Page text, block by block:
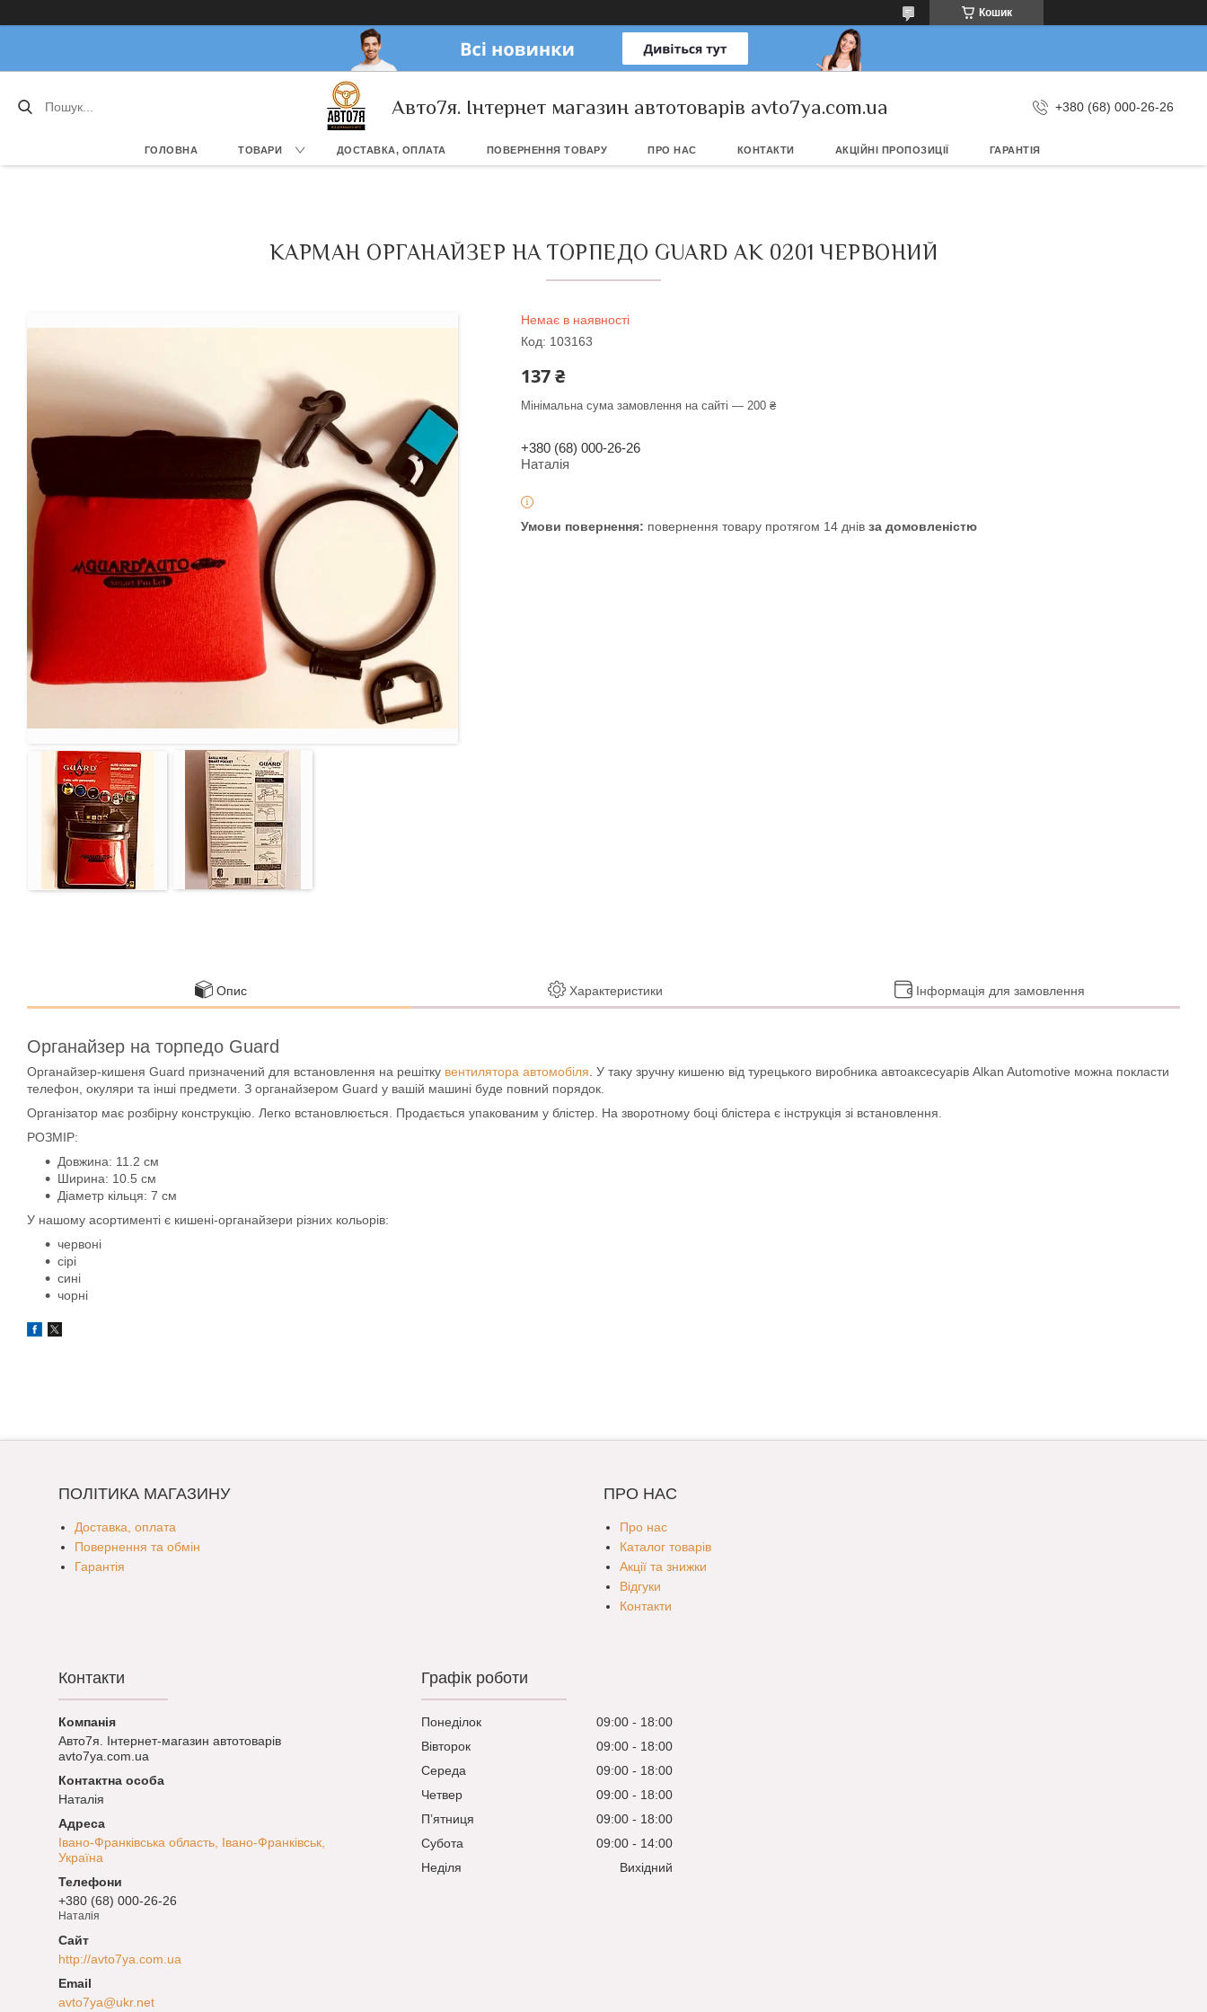
Кошик
Авто7я. Інтернет магазин автотоварів avto7ya.com.ua +380 (68) 000-26-26
ГОЛОВНА ТОВАРИ ДОСТАВКА, ОПЛАТА ПОВЕРНЕННЯ ТОВАРУ ПРО НАС КОНТАКТИ АКЦІЙНІ ПРОПОЗИЦІЇ ГАРАНТІЯ
КАРМАН ОРГАНАЙЗЕР НА ТОРПЕДО GUARD AK 0201 ЧЕРВОНИЙ
Немає в наявності
Код: 103163
137 ₴
Мінімальна сума замовлення на сайті — 200 ₴
+380 (68) 000-26-26
Наталія
повернення товару протягом 14 днів за домовленістю
Опис Характеристики Інформація для замовлення
Органайзер на торпедо Guard
Органайзер-кишеня Guard призначений для встановлення на решітку вентилятора автомобіля. У таку зручну кишеню від турецького виробника автоаксесуарів Alkan Automotive можна покласти
телефон, окуляри та інші предмети. З органайзером Guard у вашій машині буде повний порядок.
Організатор має розбірну конструкцію. Легко встановлюється. Продається упакованим у блістер. На зворотному боці блістера є інструкція зі встановлення.
РОЗМІР:
Довжина: 11.2 см
Ширина: 10.5 см
Діаметр кільця: 7 см
У нашому асортименті є кишені-органайзери різних кольорів:
червоні
сірі
сині
чорні
ПОЛІТИКА МАГАЗИНУ
Доставка, оплата
Повернення та обмін
Гарантія
ПРО НАС
Про нас
Каталог товарів
Акції та знижки
Відгуки
Контакти
Контакти
Авто7я. Інтернет-магазин автотоварів
avto7ya.com.ua
Наталія
Івано-Франківська область, Івано-Франківськ,
Україна
+380 (68) 000-26-26
Наталія
http://avto7ya.com.ua
avto7ya@ukr.net
Графік роботи
Понеділок 09:00
18:00
Вівторок
09:00
18:00
Середа
09:00
18:00
Четвер
09:00
18:00
Пʼятниця
09:00
18:00
Субота
09:00
14:00
Неділя
Вихідний